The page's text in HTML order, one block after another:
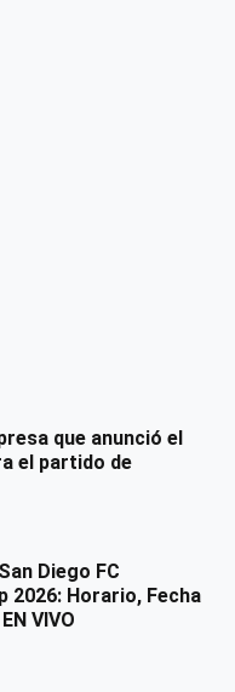
que anunció el
el partido de
Diego FC
2026: Horario, Fecha
VIVO